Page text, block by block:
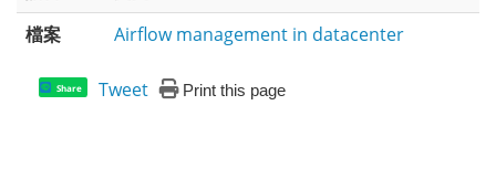
檔案
Airflow management in datacenter
Share Tweet Print this page